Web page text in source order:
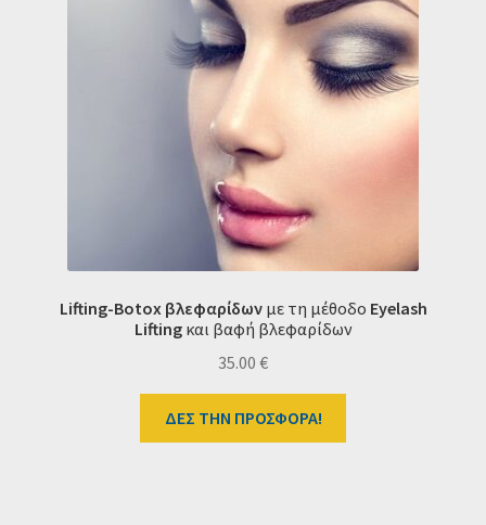
Lifting-Botox βλεφαρίδωνμε τη μέθοδο Eyelash
Lifting και βαφή βλεφαρίδων
35.00 €
ΔΕΣ ΤΗΝ ΠΡΟΣΦΟΡΑ!